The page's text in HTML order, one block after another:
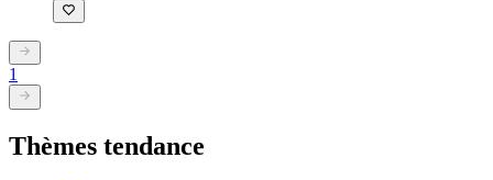
1
Thèmes tendance